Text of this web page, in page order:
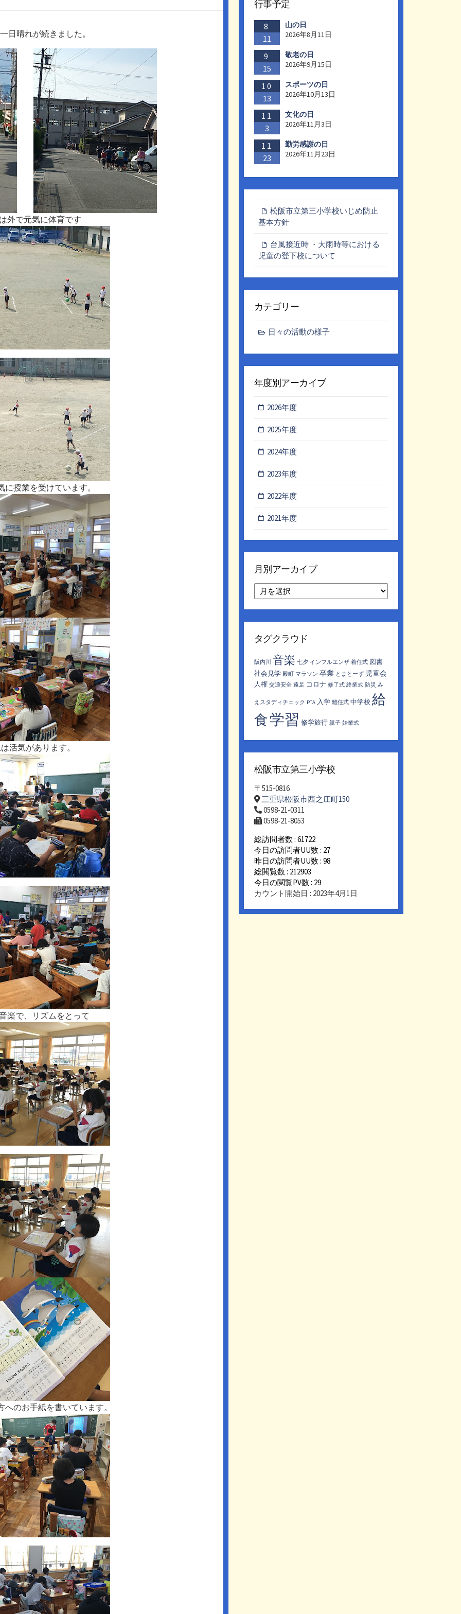
日晴れが続きました。
外で元気に体育です
に授業を受けています。
活気があります。
楽で、リズムをとって
へのお手紙を書いています。
行事予定
8
11
山の日
2026年8月11日
9
15
敬老の日
2026年9月15日
10
13
スポーツの日
2026年10月13日
11
3
文化の日
2026年11月3日
11
23
勤労感謝の日
2026年11月23日
松阪市立第三小学校いじめ防止
基本方針
台風接近時 ・大雨時等における
児童の登下校について
カテゴリー
日々の活動の様子
年度別アーカイブ
2026年度
2025年度
2024年度
2023年度
2022年度
2021年度
月別アーカイブ
別
ア
ー
イ
タグクラウド
阪内川 音楽 七夕 インフルエンザ 着任式 図書
社会見学 殿町 マラソン 卒業 とまとーず 児童会
人権 交通安全 遠足 コロナ 修了式 終業式 防災 み
えスタディチェック PTA 入学 離任式 中学校 給
食学習 修学旅行 親子 始業式
松阪市立第三小学校
〒515-0816
三重県松阪市西之庄町150
0598-21-0311
0598-21-8053
総訪問者数 : 61722
今日の訪問者UU数 : 27
昨日の訪問者UU数 : 98
総閲覧数 : 212903
今日の閲覧PV数 : 29
カウント開始日 : 2023年4月1日